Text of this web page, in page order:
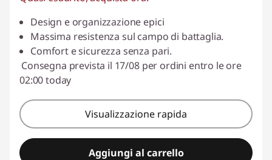
Usa il coupon :LUGLIO
Design e organizzazione epici
Massima resistenza sul campo di battaglia.
Comfort e sicurezza senza pari.
Consegna prevista il 17/08 per ordini entro le ore
02:00 today
Visualizzazione rapida
Aggiungi al carrello